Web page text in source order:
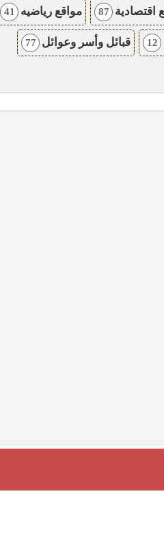
اقتصادية 87 مواقع رياضيه 41
12 قبائل وأسر وعوائل 77